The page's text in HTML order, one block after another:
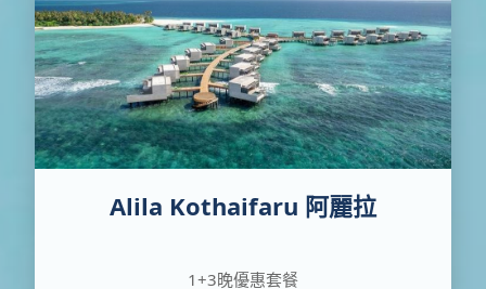
Alila Kothaifaru 阿麗拉
1+3晚優惠套餐